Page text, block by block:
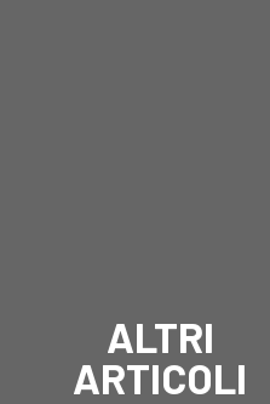
ALTRI
ARTICOLI